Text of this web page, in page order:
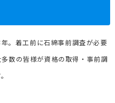
。 着工前に石綿事前調査が必要
多数の皆様が資格の取得・事前調